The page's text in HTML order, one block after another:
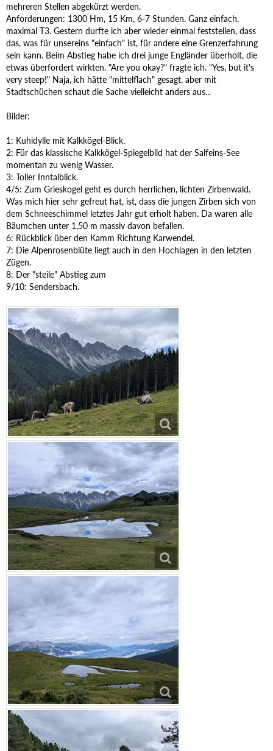
mehreren Stellen abgekürzt werden.
Anforderungen: 1300 Hm, 15 Km, 6-7 Stunden. Ganz einfach,
maximal T3. Gestern durfte ich aber wieder einmal feststellen, dass
das, was für unsereins "einfach" ist, für andere eine Grenzerfahrung
sein kann. Beim Abstieg habe ich drei junge Engländer überholt, die
etwas überfordert wirkten. "Are you okay?" fragte ich. "Yes, but it's
very steep!" Naja, ich hätte "mittelflach" gesagt, aber mit
Stadtschüchen schaut die Sache vielleicht anders aus...
Bilder:
1: Kuhidylle mit Kalkkögel-Blick.
2: Für das klassische Kalkkögel-Spiegelbild hat der Salfeins-See
momentan zu wenig Wasser.
3: Toller Inntalblick.
4/5: Zum Grieskogel geht es durch herrlichen, lichten Zirbenwald.
Was mich hier sehr gefreut hat, ist, dass die jungen Zirben sich von
dem Schneeschimmel letztes Jahr gut erholt haben. Da waren alle
Bäumchen unter 1,50 m massiv davon befallen.
6: Rückblick über den Kamm Richtung Karwendel.
7: Die Alpenrosenblüte liegt auch in den Hochlagen in den letzten
Zügen.
8: Der "steile" Abstieg zum
9/10: Sendersbach.